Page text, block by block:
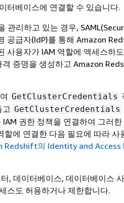
터베이스에 연결할 수 있습니다.
관리하고 있는 경우,
공급자(IdP)를 통해 Amazon
사용자가 IAM 역할에 액세스하
증명을 생성하고 Amazon
GetClusterCredentials
고 GetClusterCredentials
권한 정책을 연결하여 그러
할에 연결한 다음 필요에 따라 사
Redshift의 Identity and Access
, 데이터베이스, 데이터베이스
스도 허용하거나 제한합니다.